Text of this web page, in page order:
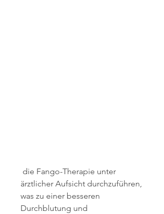
ärztlicher Aufsicht durchzuführen,
was zu einer besseren
Durchblutung und